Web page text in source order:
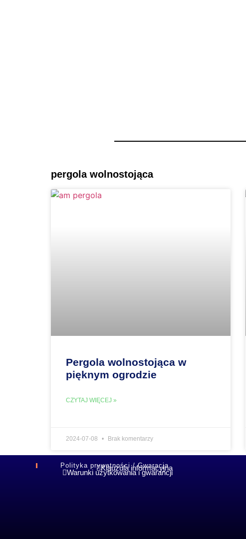
PRODUCENT
Pergole ogrodowe
pergola wolnostojąca
Pergola wolnostojąca w
pięknym ogrodzie
CZYTAJ WIĘCEJ »
2024-07-08 Brak komentarzy
Polityka prywatności / Gwaracja
Klauzula informacyjna
Warunki użytkowania i gwarancji